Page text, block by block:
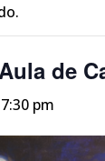
de
7:30 pm